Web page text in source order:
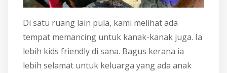
Di satu ruang lain pula, kami melihat ada
tempat memancing untuk kanak-kanak juga. Ia
lebih kids friendly di sana. Bagus kerana ia
lebih selamat untuk keluarga yang ada anak